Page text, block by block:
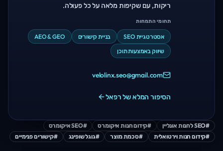
ריקות, עם שקיפות מלאה על כל פעולה.
תחומי התמחות
אסטרטגיית SEO בניית קישורים
AEO & GEO
שיווק באמצעות תוכן
velolinx.seo@gmail.com
הסיפור המלא של רפאל
#SEO לחנות אונליין #קידום חנות איקומרס #SEO איקומרס
#קידום חנות וירטואלית #סכמת מוצר #גוגל שופינג #קישורים פנימיים